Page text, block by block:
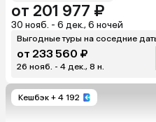
от 201 977 ₽
30 нояб. - 6 дек., 6 ночей
Выгодные туры на соседние
от 233 560 ₽
26 нояб. - 4 дек., 8 н.
Кешбэк + 4 192